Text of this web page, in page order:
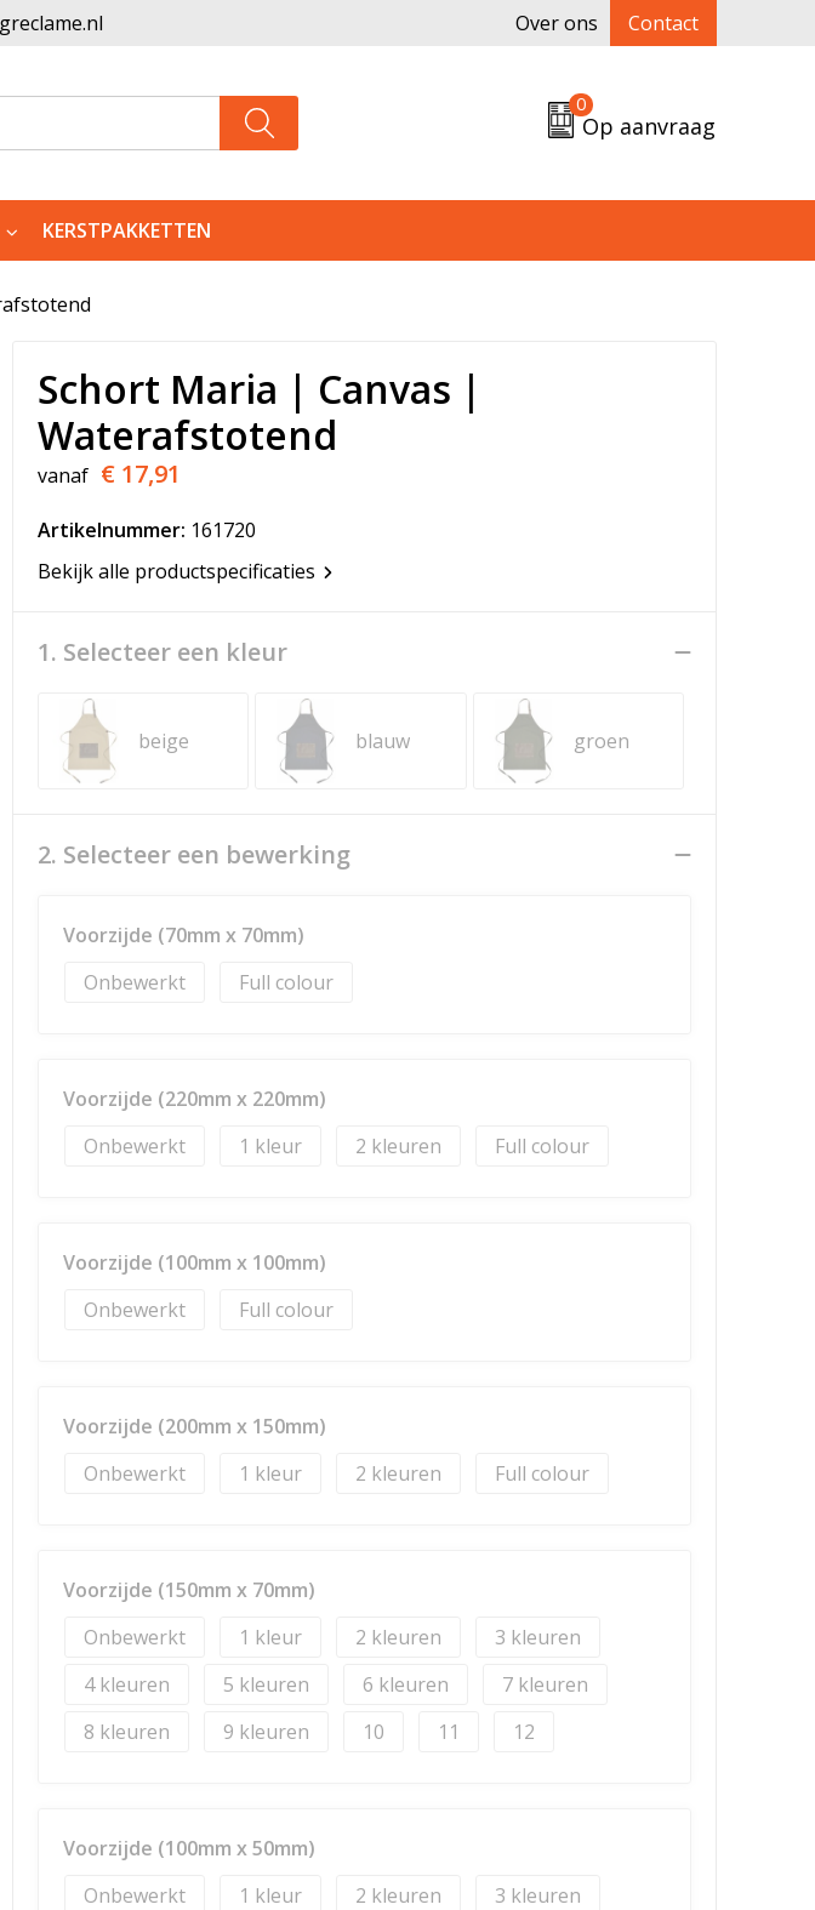
Over ons Contact
0
Op aanvraag
KERSTPAKKETTEN
Schort Maria | Canvas |
Waterafstotend
vanaf € 17,91
Artikelnummer: 161720
Bekijk alle productspecificaties
1. Selecteer een kleur
beige blauw groen
2. Selecteer een bewerking
Voorzijde (70mm x 70mm)
Onbewerkt
Full colour
Voorzijde (220mm x 220mm)
Onbewerkt
1 2 Full colour
Voorzijde (100mm x 100mm)
Onbewerkt
Full colour
Voorzijde (200mm x 150mm)
Onbewerkt
1 2 Full colour
Voorzijde (150mm x 70mm)
Onbewerkt
1 2
3
4
5 6
7
8
9 10 11 12
Voorzijde (100mm x 50mm)
Onbewerkt
1 2
3